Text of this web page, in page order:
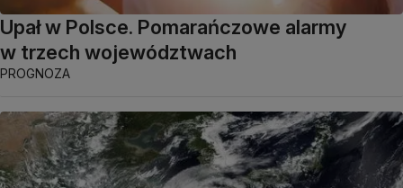
Upał w Polsce. Pomarańczowe alarmy
w trzech województwach
PROGNOZA